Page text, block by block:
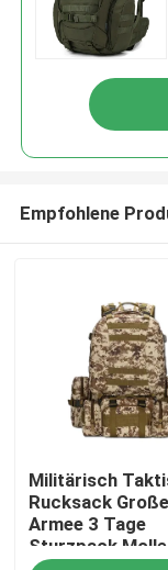
Empfohlene
Militärisch
Rucksack Große
Armee 3 Tage
Sturzpack Molle